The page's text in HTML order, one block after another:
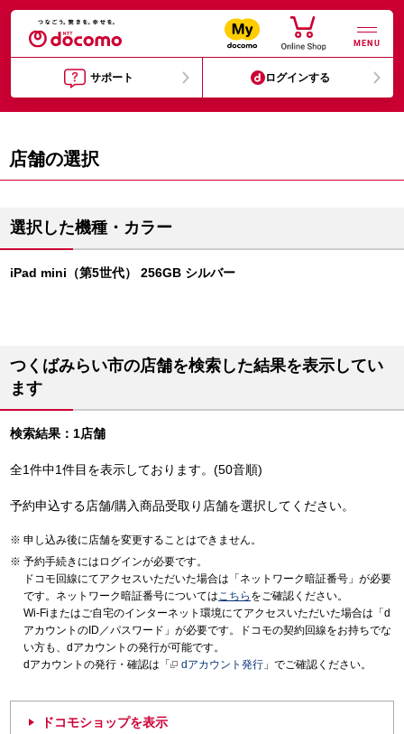
MENU
サポート ログインする
店舗の選択
選択した機種・カラー
iPad mini（第5世代） 256GB シルバー
つくばみらい市の店舗を検索した結果を表示してい
ます
検索結果：1店舗
全1件中1件目を表示しております。(50音順)
予約申込する店舗/購入商品受取り店舗を選択してください。
申し込み後に店舗を変更することはできません。
予約手続きにはログインが必要です。
ドコモ回線にてアクセスいただいた場合は「ネットワーク暗証番号」が必要
です。ネットワーク暗証番号についてはこちら をご確認ください。
Wi-Fiまたはご自宅のインターネット環境にてアクセスいただいた場合は「d
アカウントのID／パスワード」が必要です。ドコモの契約回線をお持ちでな
い方も、dアカウントの発行が可能です。
dアカウントの発行・確認は「
dアカウント発行 」でご確認ください。
ドコモショップを表示